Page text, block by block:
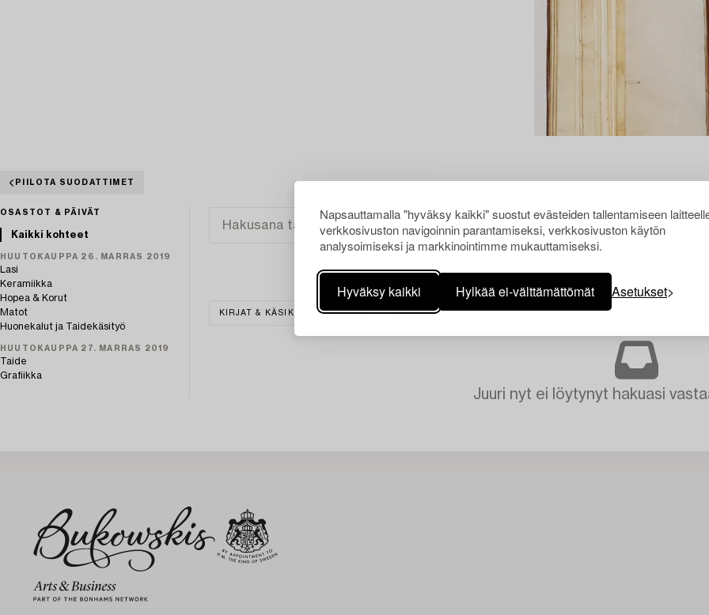
Napsauttamalla "hyväksy kaikki" suostut evästeiden tallentamiseen
verkkosivuston navigoinnin parantamiseksi, verkkosivuston käytön
analysoimiseksi ja markkinointimme mukauttamiseksi.
Hyväksy kaikki Hylkää ei-välttämättömät Asetukset
PIILOTA SUODATTIMET
OSASTOT & PÄIVÄT
Kaikki kohteet
HUUTOKAUPPA 26. MARRAS 2019
Lasi
Keramiikka
Hopea & Korut
Matot
Huonekalut ja Taidekäsityö
HUUTOKAUPPA 27. MARRAS 2019
Taide
Grafiikka
KIRJAT & KÄSIKIRJOITUKSET TYHJENNÄ KAIKKI
Juuri nyt ei löytynyt hakuasi